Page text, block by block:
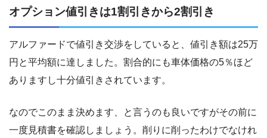
オプション値引きは1割引きから2割引き
アルファードで値引き交渉をしていると、値引き額は25万
円と平均額に達しました。割合的にも車体価格の5％ほど
ありますし十分値引きされています。
なのでこのまま決めます、と言うのも良いですがその前に
一度見積書を確認しましょう。削りに削ったわけでなけれ